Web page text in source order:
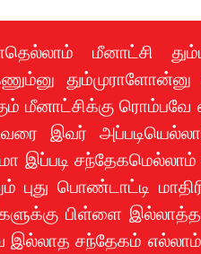
மீனாட்சி
மீனாட்சிக்கு
வரை இவர்
இப்படி
புது பொண்டாட்டி
பிள்ளை
சந்தேகம் எல்லாம்